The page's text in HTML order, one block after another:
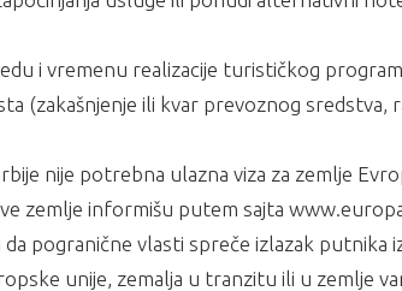
i vremenu realizacije turističkog
(zakašnjenje ili kvar prevoznog sredstva,
nije potrebna ulazna viza za zemlje
zemlje informišu putem sajta
pogranične vlasti spreče izlazak putnika
unije, zemalja u tranzitu ili u zemlje